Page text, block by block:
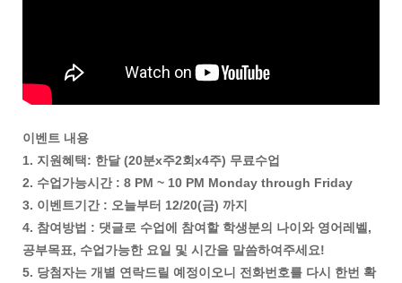
이벤트 내용
1. 지원혜택: 한달 (20분x주2회x4주) 무료수업
2. 수업가능시간 : 8 PM ~ 10 PM Monday through Friday
3. 이벤트기간 : 오늘부터 12/20(금) 까지
4. 참여방법 : 댓글로 수업에 참여할 학생분의 나이와 영어레벨,
공부목표, 수업가능한 요일 및 시간을 말씀하여주세요!
5. 당첨자는 개별 연락드릴 예정이오니 전화번호를 다시 한번 확